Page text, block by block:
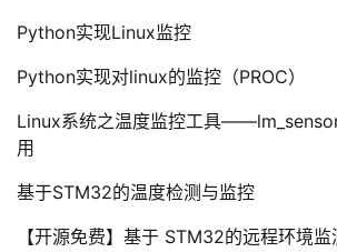
Python实现Linux监控
Python实现对linux的监控（PROC）
Linux系统之温度监控工具
用
基于STM32的温度检测与监控
【开源免费】基于 STM32的远程环境